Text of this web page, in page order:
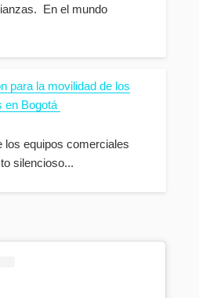
En el mundo
para la movilidad de los
en Bogotá
los equipos comerciales
silencioso...